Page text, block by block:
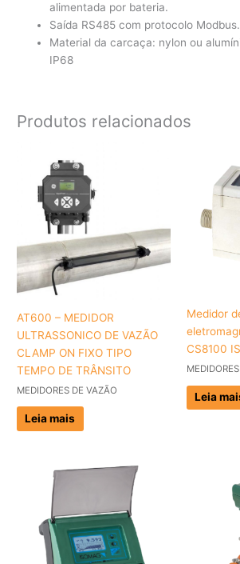
alimentada por bateria.
Saída RS485 com protocolo Modbus.
Material da carcaça: nylon ou
IP68
Produtos relacionados
AT600 – MEDIDOR
ULTRASSONICO DE VAZÃO
CLAMP ON FIXO TIPO
TEMPO DE TRÂNSITO
MEDIDORES DE VAZÃO
Leia mais
Medidor
CS8100
Leia